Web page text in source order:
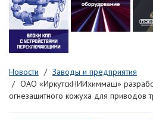
Новости
Заводы и предприятия
ОАО «ИркутскНИИхиммаш»
огнезащитного кожуха для приводов